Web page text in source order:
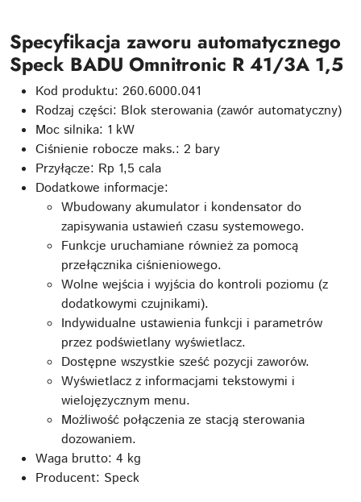
Specyfikacja zaworu automatycznego
Speck BADU Omnitronic R 41/3A 1,5
Kod produktu: 260.6000.041
Rodzaj części: Blok sterowania (zawór automatyczny)
Moc silnika: 1 kW
Ciśnienie robocze maks.: 2 bary
Przyłącze: Rp 1,5 cala
Dodatkowe informacje:
Wbudowany akumulator i kondensator do
zapisywania ustawień czasu systemowego.
Funkcje uruchamiane również za pomocą
przełącznika ciśnieniowego.
Wolne wejścia i wyjścia do kontroli poziomu (z
dodatkowymi czujnikami).
Indywidualne ustawienia funkcji i parametrów
przez podświetlany wyświetlacz.
Dostępne wszystkie sześć pozycji zaworów.
Wyświetlacz z informacjami tekstowymi i
wielojęzycznym menu.
Możliwość połączenia ze stacją sterowania
dozowaniem.
Waga brutto: 4 kg
Producent: Speck